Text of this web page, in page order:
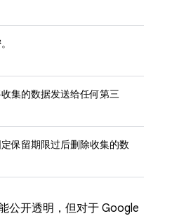
集的数据发送给任何第三
保留期限过后删除收集的数
公开透明，但对于 Google